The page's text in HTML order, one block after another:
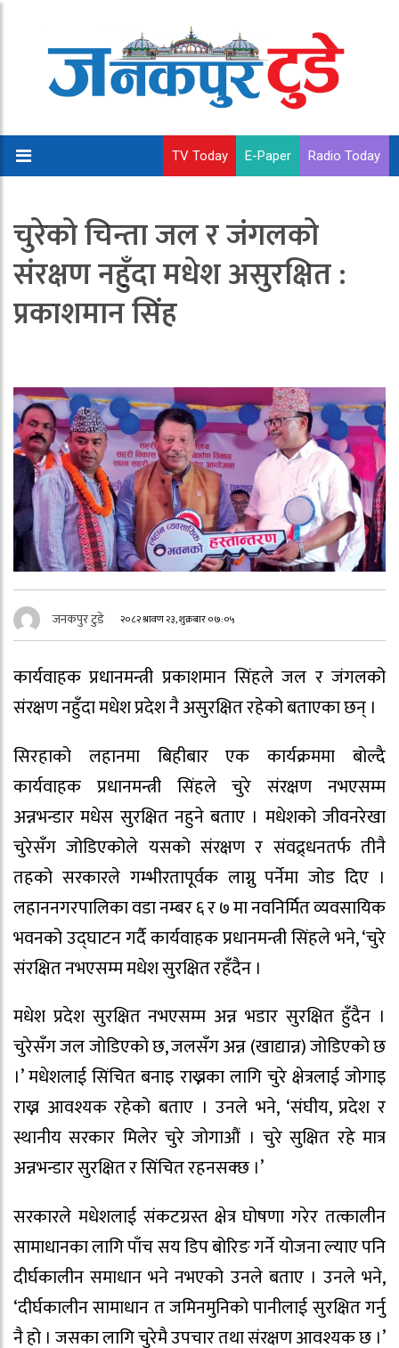
TV Today E-Paper Radio Today
चुरेको चिन्ता जल र जंगलको
संरक्षण नहुँदा मधेश असुरक्षित :
प्रकाशमान सिंह
जनकपुर टुडे २०८२ श्रावण २३, शुक्रबार ०७:०५
कार्यवाहक प्रधानमन्त्री प्रकाशमान सिंहले जल र जंगलको
संरक्षण नहुँदा मधेश प्रदेश नै असुरक्षित रहेको बताएका छन् ।
सिरहाको लहानमा बिहीबार एक कार्यक्रममा बोल्दै
कार्यवाहक प्रधानमन्त्री सिंहले चुरे संरक्षण नभएसम्म
अन्नभन्डार मधेस सुरक्षित नहुने बताए । मधेशको जीवनरेखा
चुरेसँग जोडिएकोले यसको संरक्षण र संवद्र्धनतर्फ तीनै
तहको सरकारले गम्भीरतापूर्वक लाग्नु पर्नेमा जोड दिए ।
लहाननगरपालिका वडा नम्बर ६ र ७ मा नवनिर्मित व्यवसायिक
भवनको उद्घाटन गर्दै कार्यवाहक प्रधानमन्त्री सिंहले भने, ‘चुरे
संरक्षित नभएसम्म मधेश सुरक्षित रहँदैन ।
मधेश प्रदेश सुरक्षित नभएसम्म अन्न भडार सुरक्षित हुँदैन ।
चुरेसँग जल जोडिएको छ, जलसँग अन्न (खाद्यान्न) जोडिएको छ
।’ मधेशलाई सिंचित बनाइ राख्नका लागि चुरे क्षेत्रलाई जोगाइ
राख्न आवश्यक रहेको बताए । उनले भने, ‘संघीय, प्रदेश र
स्थानीय सरकार मिलेर चुरे जोगाऔं । चुरे सुक्षित रहे मात्र
अन्नभन्डार सुरक्षित र सिंचित रहनसक्छ ।’
सरकारले मधेशलाई संकटग्रस्त क्षेत्र घोषणा गरेर तत्कालीन
सामाधानका लागि पाँच सय डिप बोरिङ गर्ने योजना ल्याए पनि
दीर्घकालीन समाधान भने नभएको उनले बताए । उनले भने,
‘दीर्घकालीन सामाधान त जमिनमुनिको पानीलाई सुरक्षित गर्नु
नै हो । जसका लागि चुरेमै उपचार तथा संरक्षण आवश्यक छ ।’